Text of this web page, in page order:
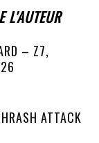
L'AUTEUR
– Z7,
ATTACK